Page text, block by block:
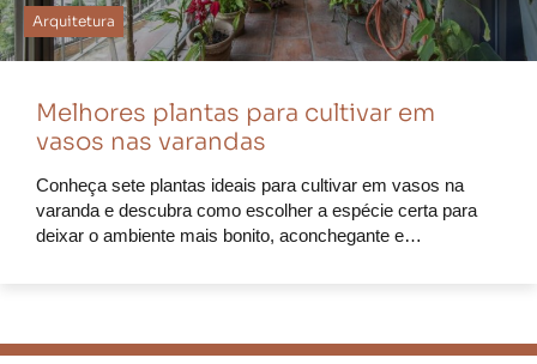
Arquitetura
Melhores plantas para cultivar em
vasos nas varandas
Conheça sete plantas ideais para cultivar em vasos na
varanda e descubra como escolher a espécie certa para
deixar o ambiente mais bonito, aconchegante e…